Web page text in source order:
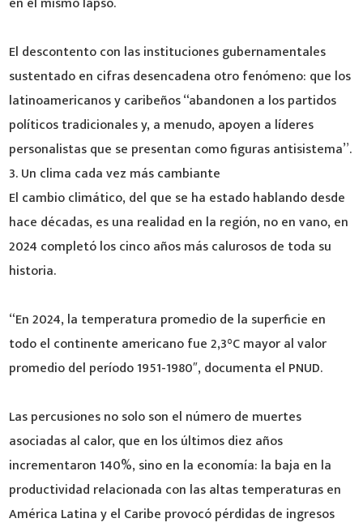
El descontento con las instituciones gubernamentales
sustentado en cifras desencadena otro fenómeno: que los
latinoamericanos y caribeños “abandonen a los partidos
políticos tradicionales y, a menudo, apoyen a líderes
personalistas que se presentan como figuras antisistema”.
3. Un clima cada vez más cambiante
El cambio climático, del que se ha estado hablando desde
hace décadas, es una realidad en la región, no en vano, en
2024 completó los cinco años más calurosos de toda su
historia.
“En 2024, la temperatura promedio de la superficie en
todo el continente americano fue 2,3°C mayor al valor
promedio del período 1951-1980″, documenta el PNUD.
Las percusiones no solo son el número de muertes
asociadas al calor, que en los últimos diez años
incrementaron 140%, sino en la economía: la baja en la
productividad relacionada con las altas temperaturas en
América Latina y el Caribe provocó pérdidas de ingresos